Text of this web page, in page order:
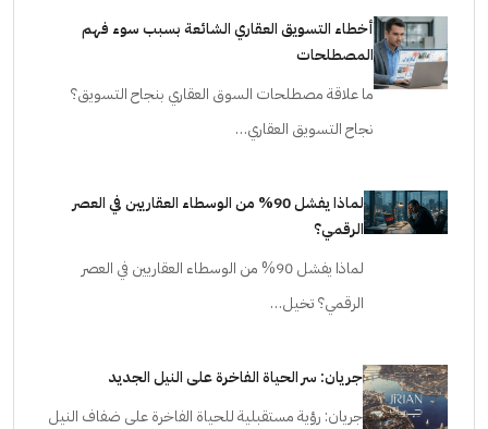
أخطاء التسويق العقاري الشائعة بسبب سوء فهم
المصطلحات
ما علاقة مصطلحات السوق العقاري بنجاح التسويق؟
نجاح التسويق العقاري…
لماذا يفشل 90% من الوسطاء العقاريين في العصر
الرقمي؟
لماذا يفشل 90% من الوسطاء العقاريين في العصر
الرقمي؟ تخيل…
جريان: سر الحياة الفاخرة على النيل الجديد
جريان: رؤية مستقبلية للحياة الفاخرة على ضفاف النيل